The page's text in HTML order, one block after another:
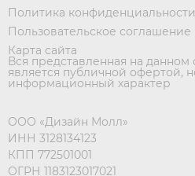
Политика конфиденциальности
Пользовательское соглашение
Карта сайта
Вся представленная на
является публичной офертой,
информационный характер
ООО «Дизайн Молл»
ИНН 3128134123
КПП 772501001
ОГРН 1183123017021